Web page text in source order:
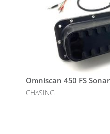
Omniscan 450 FS Sonar
CHASING